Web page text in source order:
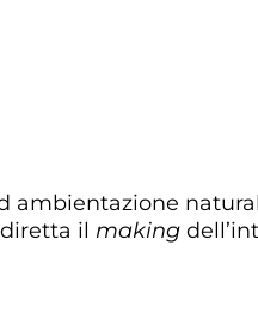
ambientazione
il making